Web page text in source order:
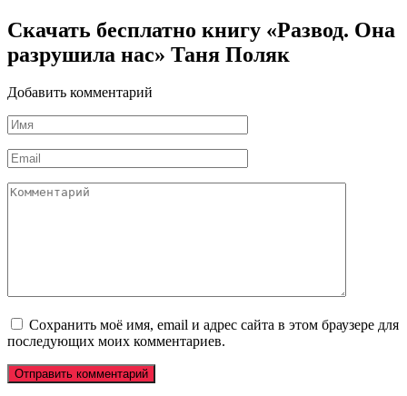
Скачать бесплатно книгу «Развод. Она
разрушила нас» Таня Поляк
Добавить комментарий
Имя
*
Email
*
Комментарий
Сохранить моё имя, email и адрес сайта в этом браузере для
последующих моих комментариев.